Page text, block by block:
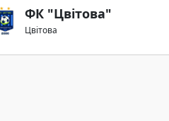
ФК "Цвітова"
Цвітова